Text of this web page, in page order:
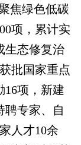
焦绿色低碳
项，累计实
生态修复治
批国家重点
16项，新建
聘专家、自
人才10余